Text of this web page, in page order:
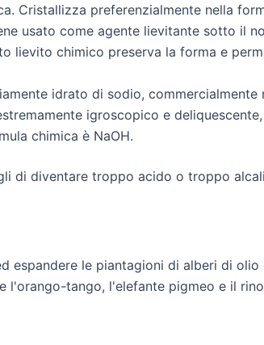
Cristallizza preferenzialmente nella
usato come agente lievitante sotto il
lievito chimico preserva la forma e
idrato di sodio, commercialmente
igroscopico e
chimica è NaOH.
di diventare troppo acido o troppo
espandere le piantagioni di alberi di olio
tango, l'elefante pigmeo e il